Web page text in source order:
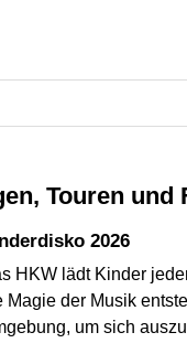
Touren und
2026
HKW lädt Kinder
Magie der Musik
um sich